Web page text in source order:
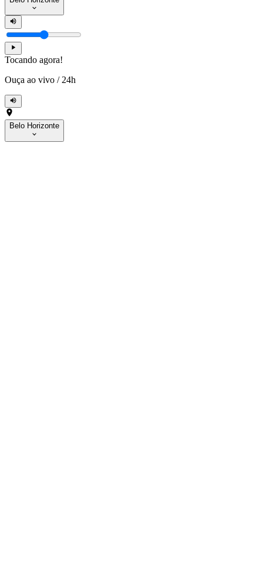
Tocando agora!
Ouça ao vivo / 24h
Belo Horizonte